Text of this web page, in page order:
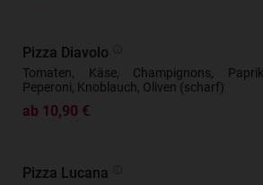
Pizza Diavolo
Tomaten, Käse, Champignons,
Peperoni, Knoblauch, Oliven (scharf)
ab 10,90 €
Pizza Lucana